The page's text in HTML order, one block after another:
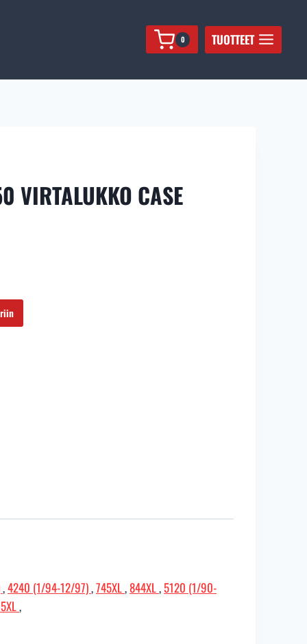
0 TUOTTEET
CASE
€.
,4240 (1/94-12/97),745XL,844XL,5120 (1/90-
,